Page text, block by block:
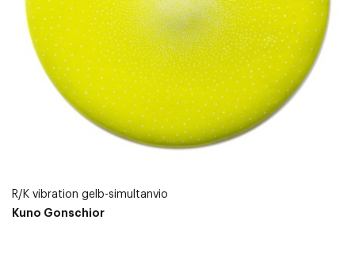
R/K vibration gelb-simultanvio
Kuno Gonschior